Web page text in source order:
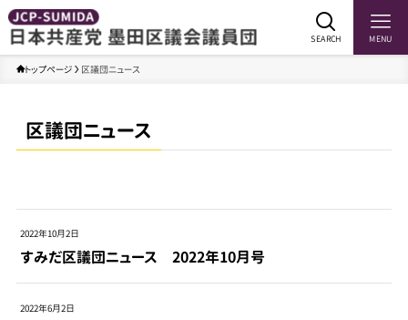
SEARCH MENU
トップページ 区議団ニュース
区議団ニュース
2022年10月2日
すみだ区議団ニュース 2022年10月号
2022年6月2日